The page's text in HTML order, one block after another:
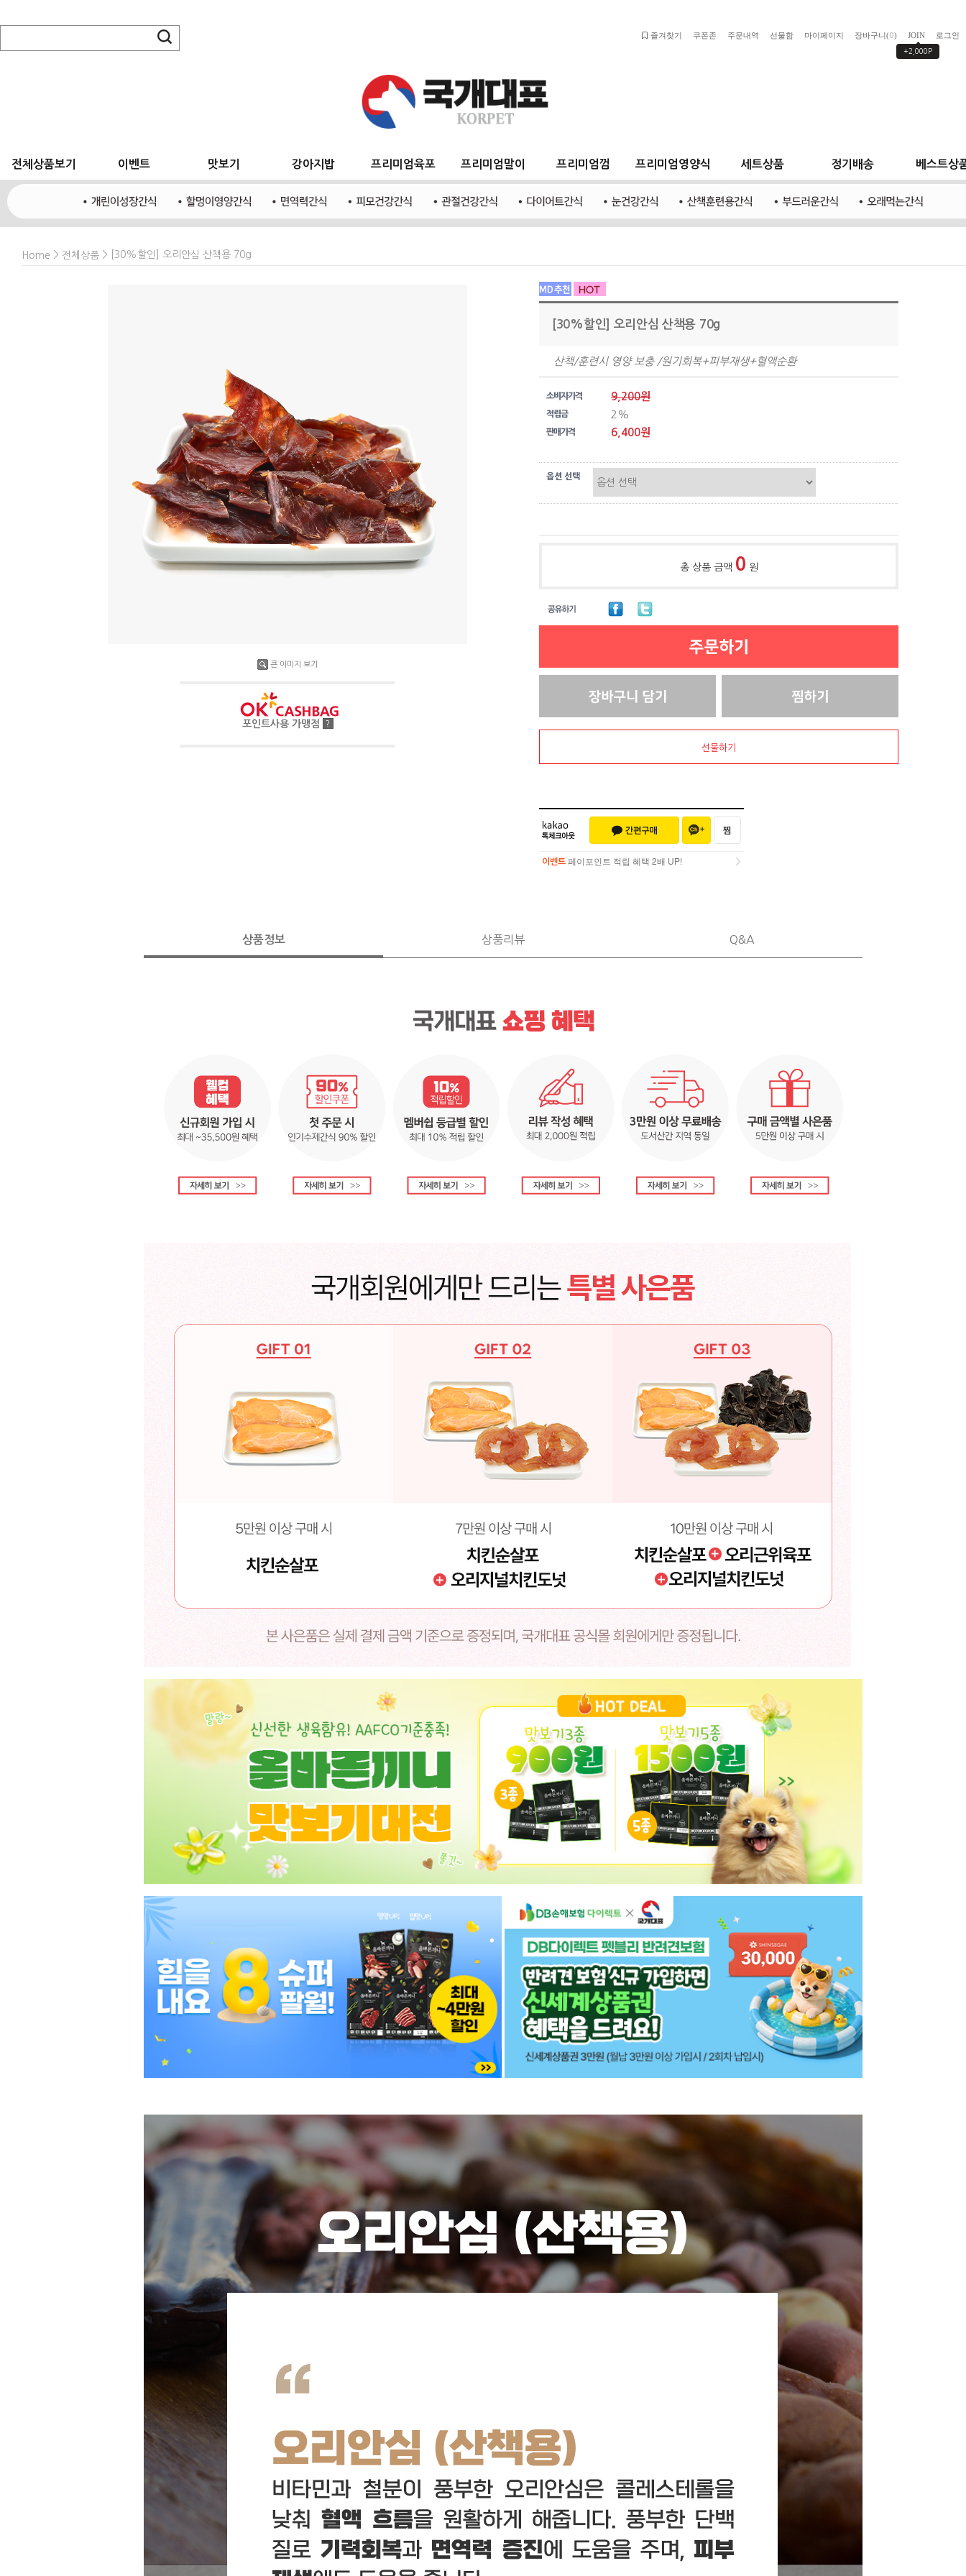
로그인
JOIN
+2,000P
장바구니(0)
마이페이지
선물함
주문내역
쿠폰존
즐겨찾기
전체상품보기 이벤트 맛보기 강아지밥 프리미엄육포 프리미엄말이 프리미엄껌 프리미엄영양식 세트상품 정기배송 베스트상
Home > 전체상품 > [30%할인] 오리안심 산책용 70g
큰 이미지 보기
포인트사용 가맹점 ?
[30%할인] 오리안심 산책용 70g
산책/훈련시 영양 보충 /원기회복+피부재생+혈액순환
소비자가격 9,200원
적립금 2%
판매가격 6,400원
옵션 선택
총 상품 금액 0 원
선물하기
이벤트 페이포인트 적립 혜택 2배 UP!
상품정보 상품리뷰 Q&A